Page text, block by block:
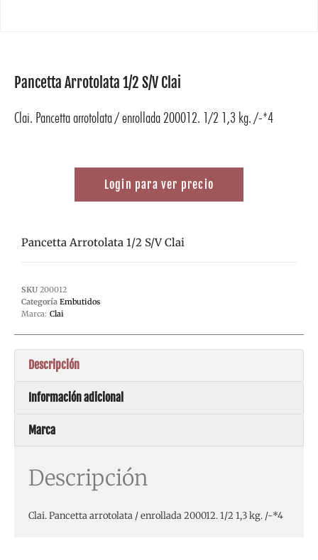
Pancetta Arrotolata 1/2 S/V Clai
Clai. Pancetta arrotolata / enrollada 200012. 1/2 1,3 kg. /-*4
Login para ver precio
Pancetta Arrotolata 1/2 S/V Clai
SKU 200012
Categoría Embutidos
Marca: Clai
Descripción
Información adicional
Marca
Descripción
Clai. Pancetta arrotolata / enrollada 200012. 1/2 1,3 kg. /-*4